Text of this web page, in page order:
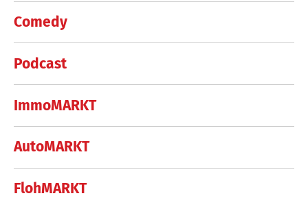
Comedy
Podcast
ImmoMARKT
AutoMARKT
FlohMARKT